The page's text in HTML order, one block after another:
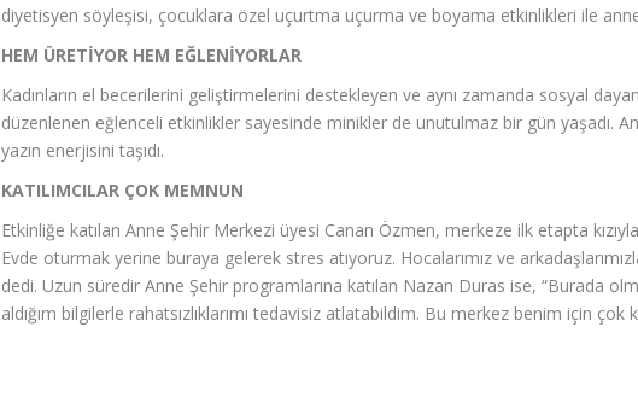
diyetisyen söyleşisi, çocuklara özel uçurtma uçurma ve boyama etkinlikleri ile
HEM ÜRETİYOR HEM EĞLENİYORLAR
Kadınların el becerilerini geliştirmelerini destekleyen ve aynı zamanda sosyal
düzenlenen eğlenceli etkinlikler sayesinde minikler de unutulmaz bir gün yaşadı.
yazın enerjisini taşıdı.
KATILIMCILAR ÇOK MEMNUN
Etkinliğe katılan Anne Şehir Merkezi üyesi Canan Özmen, merkeze ilk etapta
Evde oturmak yerine buraya gelerek stres atıyoruz. Hocalarımız ve
dedi. Uzun süredir Anne Şehir programlarına katılan Nazan Duras ise, “Burada
aldığım bilgilerle rahatsızlıklarımı tedavisiz atlatabildim. Bu merkez benim için çok